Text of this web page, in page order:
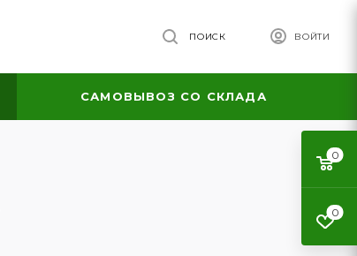
ВОЙТИ
ПОИСК
САМОВЫВОЗ СО СКЛАДА
0
0